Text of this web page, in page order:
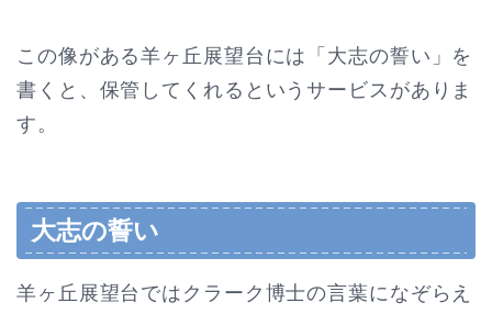
この像がある羊ヶ丘展望台には「大志の誓い」を
書くと、保管してくれるというサービスがありま
す。
大志の誓い
羊ヶ丘展望台ではクラーク博士の言葉になぞらえ